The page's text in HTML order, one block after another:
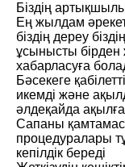
Біздің
Ең жылдам
біздің дереу
ұсынысты бірден
хабарласуға
Бәсекеге
икемді және
әлдеқайда
Сапаны
процедуралары
кепілдік береді